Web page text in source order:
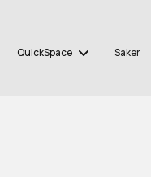
QuickSpace Saker